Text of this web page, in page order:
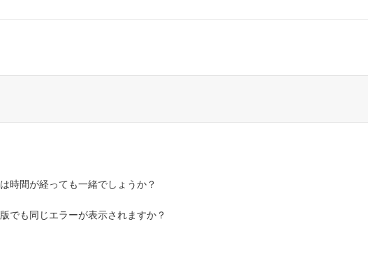
時間が経っても一緒でしょうか？
でも同じエラーが表示されますか？